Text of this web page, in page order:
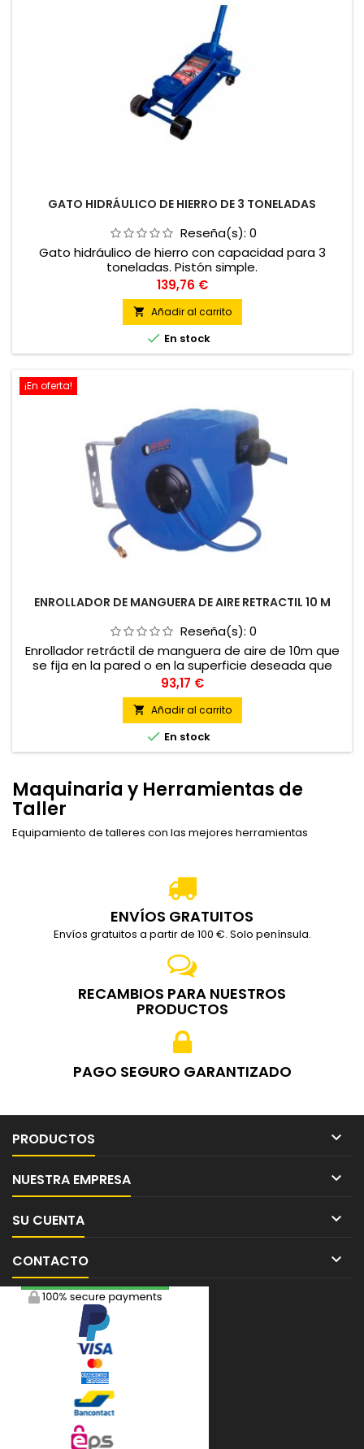
GATO HIDRÁULICO DE HIERRO DE 3 TONELADAS
Reseña(s): 0
Gato hidráulico de hierro con capacidad para 3
toneladas. Pistón simple.
Precio
139,76 €
 Añadir al carrito
 En stock
¡En oferta!
ENROLLADOR DE MANGUERA DE AIRE RETRACTIL 10 M
Reseña(s): 0
Enrollador retráctil de manguera de aire de 10m que
se fija en la pared o en la superficie deseada que
permite la fácil distribución del aire del compresor
por todo el taller.
Precio
93,17 €
 Añadir al carrito
 En stock
Maquinaria y Herramientas de
Taller
Equipamiento de talleres con las mejores herramientas
ENVÍOS GRATUITOS
Envíos gratuitos a partir de 100 €. Solo península.
RECAMBIOS PARA NUESTROS
PRODUCTOS
PAGO SEGURO GARANTIZADO
PRODUCTOS 
NUESTRA EMPRESA 
SU CUENTA 
CONTACTO 